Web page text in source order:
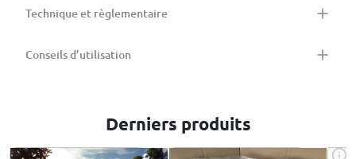
Technique et règlementaire
Conseils d’utilisation
Derniers produits